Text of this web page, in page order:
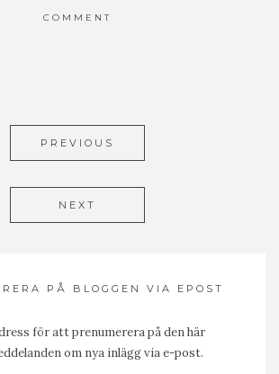
COMMENT
PREVIOUS
NEXT
PÅ BLOGGEN VIA EPOST
för att prenumerera på den här
om nya inlägg via e-post.